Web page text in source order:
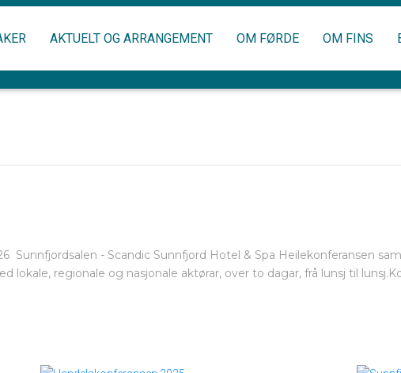
AKTUELT OG ARRANGEMENT OM FØRDE OM FINS
Sunnfjordsalen - Scandic Sunnfjord Hotel & Spa Heilekonferansen
lokale, regionale og nasjonale aktørar, over to dagar, frå lunsj til